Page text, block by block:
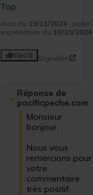
Top
Avis du 19/11/2024
,
expérience du 19/10/2024
Utile(0) Signaler
Réponse de
pacificpeche.com
Monsieur
bonjour,
Nous vous
remercions pour
votre
commentaire
très positif.